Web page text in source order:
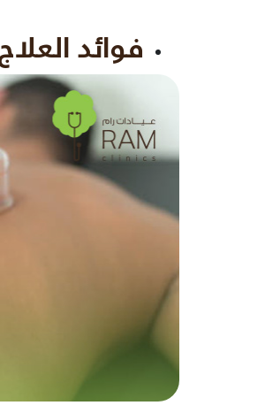
فوائد